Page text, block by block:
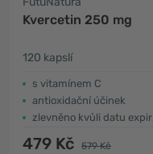
Kvercetin 250 mg
120 kapslí
s vitamínem C
antioxidační účinek
zlevněno kvůli datu expirace
479 Kč 579 Kč